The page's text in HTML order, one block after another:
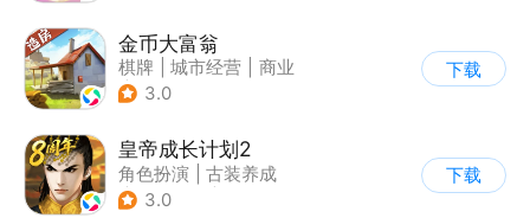
金币大富翁
棋牌 城市经营
商业
| 脑洞
3.0
下载
皇帝成长计划2
角色扮演
古装养成
| 架空历史
3.0
下载